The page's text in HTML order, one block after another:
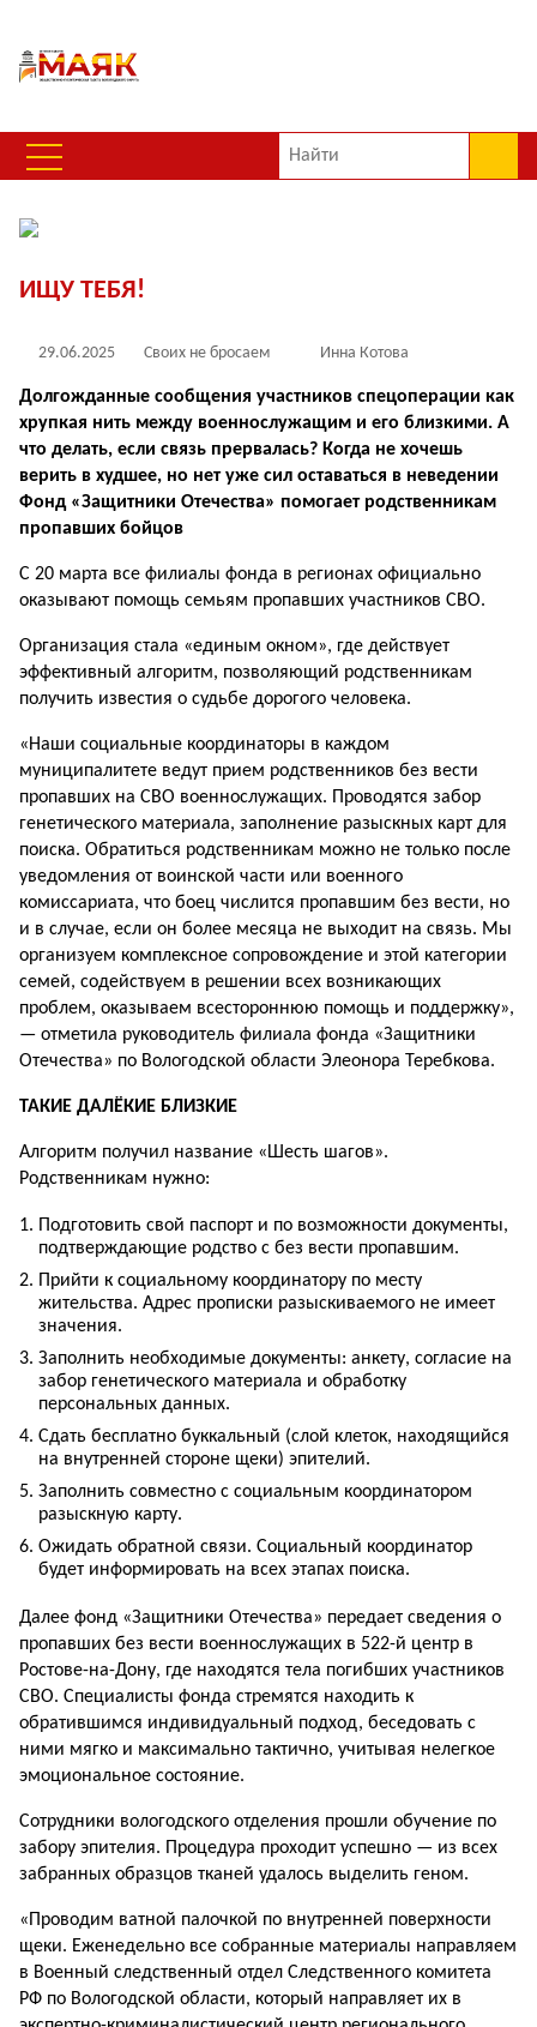
ИЩУ ТЕБЯ!
29.06.2025 Своих не бросаем Инна Котова
Долгожданные сообщения участников спецоперации как
хрупкая нить между военнослужащим и его близкими. А
что делать, если связь прервалась? Когда не хочешь
верить в худшее, но нет уже сил оставаться в неведении
Фонд «Защитники Отечества» помогает родственникам
пропавших бойцов
С 20 марта все филиалы фонда в регионах официально
оказывают помощь семьям пропавших участников СВО.
Организация стала «единым окном», где действует
эффективный алгоритм, позволяющий родственникам
получить известия о судьбе дорогого человека.
«Наши социальные координаторы в каждом
муниципалитете ведут прием родственников без вести
пропавших на СВО военнослужащих. Проводятся забор
генетического материала, заполнение разыскных карт для
поиска. Обратиться родственникам можно не только после
уведомления от воинской части или военного
комиссариата, что боец числится пропавшим без вести, но
и в случае, если он более месяца не выходит на связь. Мы
организуем комплексное сопровождение и этой категории
семей, содействуем в решении всех возникающих
проблем, оказываем всестороннюю помощь и поддержку»,
— отметила руководитель филиала фонда «Защитники
Отечества» по Вологодской области Элеонора Теребкова.
ТАКИЕ ДАЛЁКИЕ БЛИЗКИЕ
Алгоритм получил название «Шесть шагов».
Родственникам нужно:
Подготовить свой паспорт и по возможности документы,
подтверждающие родство с без вести пропавшим.
Прийти к социальному координатору по месту
жительства. Адрес прописки разыскиваемого не имеет
значения.
Заполнить необходимые документы: анкету, согласие на
забор генетического материала и обработку
персональных данных.
Сдать бесплатно буккальный (слой клеток, находящийся
на внутренней стороне щеки) эпителий.
Заполнить совместно с социальным координатором
разыскную карту.
Ожидать обратной связи. Социальный координатор
будет информировать на всех этапах поиска.
Далее фонд «Защитники Отечества» передает сведения о
пропавших без вести военнослужащих в 522-й центр в
Ростове-на-Дону, где находятся тела погибших участников
СВО. Специалисты фонда стремятся находить к
обратившимся индивидуальный подход, беседовать с
ними мягко и максимально тактично, учитывая нелегкое
эмоциональное состояние.
Сотрудники вологодского отделения прошли обучение по
забору эпителия. Процедура проходит успешно — из всех
забранных образцов тканей удалось выделить геном.
«Проводим ватной палочкой по внутренней поверхности
щеки. Еженедельно все собранные материалы направляем
в Военный следственный отдел Следственного комитета
РФ по Вологодской области, который направляет их в